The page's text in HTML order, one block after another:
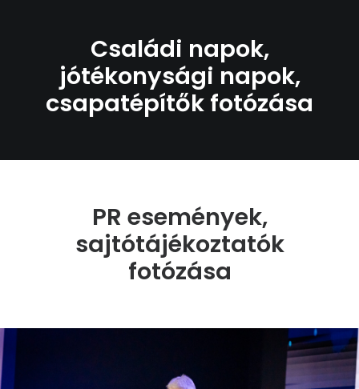
Családi napok,
jótékonysági napok,
csapatépítők fotózása
PR események,
sajtótájékoztatók
fotózása